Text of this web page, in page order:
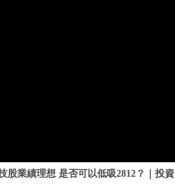
股業績理想 是否可以低吸2812？｜投資